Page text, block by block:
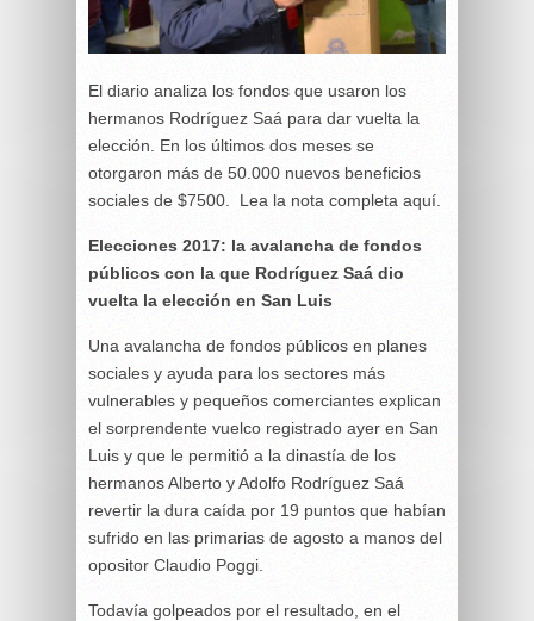
El diario analiza los fondos que usaron los
hermanos Rodríguez Saá para dar vuelta la
elección. En los últimos dos meses se
otorgaron más de 50.000 nuevos beneficios
sociales de $7500. Lea la nota completa aquí.
Elecciones 2017: la avalancha de fondos
públicos con la que Rodríguez Saá dio
vuelta la elección en San Luis
Una avalancha de fondos públicos en planes
sociales y ayuda para los sectores más
vulnerables y pequeños comerciantes explican
el sorprendente vuelco registrado ayer en San
Luis y que le permitió a la dinastía de los
hermanos Alberto y Adolfo Rodríguez Saá
revertir la dura caída por 19 puntos que habían
sufrido en las primarias de agosto a manos del
opositor Claudio Poggi.
Todavía golpeados por el resultado, en el